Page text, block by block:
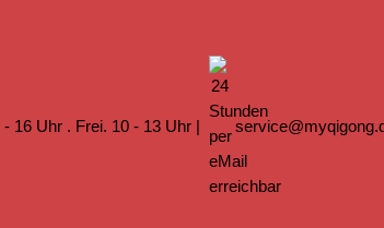
16 Uhr . Frei. 10 - 13 Uhr |